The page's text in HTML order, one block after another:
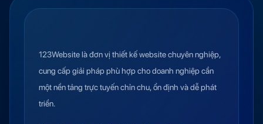
123Website là đơn vị thiết kế website chuyên nghiệp,
cung cấp giải pháp phù hợp cho doanh nghiệp cần
một nền tảng trực tuyến chỉn chu, ổn định và dễ phát
triển.